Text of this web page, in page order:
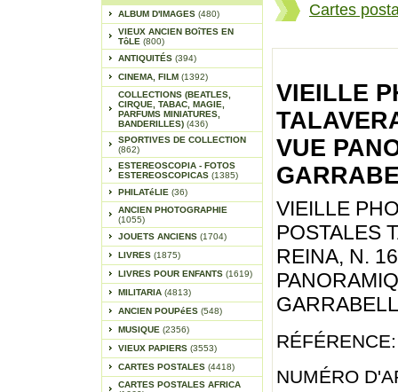
ALBUM D'IMAGES (480)
VIEUX ANCIEN BOîTES EN
TôLE (800)
ANTIQUITÉS (394)
CINEMA, FILM (1392)
COLLECTIONS (BEATLES,
CIRQUE, TABAC, MAGIE,
PARFUMS MINIATURES,
BANDERILLES) (436)
SPORTIVES DE COLLECTION
(862)
ESTEREOSCOPIA - FOTOS
ESTEREOSCOPICAS (1385)
PHILATéLIE (36)
ANCIEN PHOTOGRAPHIE
(1055)
JOUETS ANCIENS (1704)
LIVRES (1875)
LIVRES POUR ENFANTS (1619)
MILITARIA (4813)
ANCIEN POUPéES (548)
MUSIQUE (2356)
VIEUX PAPIERS (3553)
CARTES POSTALES (4418)
CARTES POSTALES AFRICA
Cartes
VIEILLE
VUE
VIEILLE
POSTALES
REINA, N.
NUMÉRO